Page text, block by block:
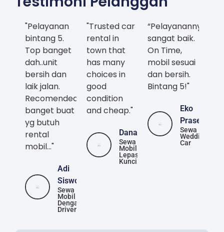
"Pelayanan
bintang 5.
Top banget
dah..unit
bersih dan
laik jalan.
Recomended
banget buat
yg butuh
rental
mobil..."
Adi
Siswoyo
Sewa
Mobil
Dengan
Driver
"Trusted car
rental in
town that
has many
choices in
good
condition
and cheap."
Danang
Sewa
Mobil
Lepas
Kunci
“Pelayanannya
sangat baik.
On Time,
mobil sesuai
dan bersih.
Bintang 5!"
Eko
Prasetya
Sewa
Wedding
Car